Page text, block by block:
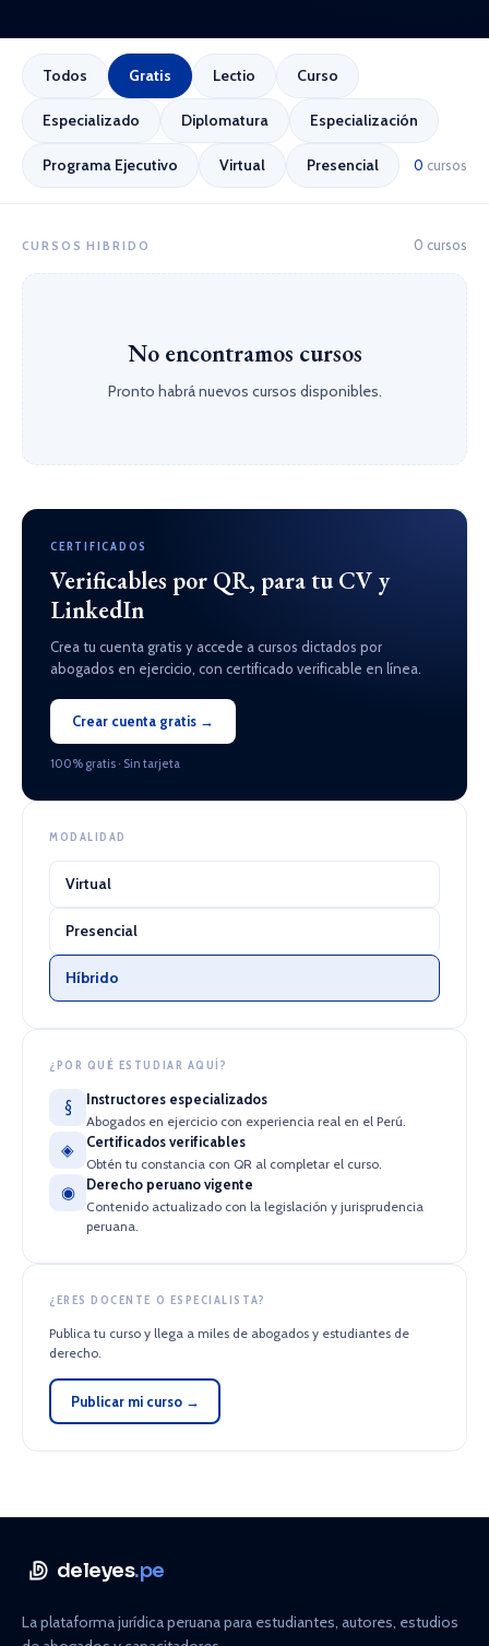
Todos Gratis Lectio Curso
Especializado Diplomatura Especialización
Programa Ejecutivo Virtual Presencial 0 cursos
CURSOS HIBRIDO 0 cursos
No encontramos cursos
Pronto habrá nuevos cursos disponibles.
CERTIFICADOS
Verificables por QR, para tu CV y
LinkedIn
Crea tu cuenta gratis y accede a cursos dictados por
abogados en ejercicio, con certificado verificable en línea.
Crear cuenta gratis →
100% gratis · Sin tarjeta
MODALIDAD
Virtual
Presencial
Híbrido
¿POR QUÉ ESTUDIAR AQUÍ?
§ Instructores especializados
Abogados en ejercicio con experiencia real en el Perú.
◈ Certificados verificables
Obtén tu constancia con QR al completar el curso.
◉ Derecho peruano vigente
Contenido actualizado con la legislación y jurisprudencia
peruana.
¿ERES DOCENTE O ESPECIALISTA?
Publica tu curso y llega a miles de abogados y estudiantes de
derecho.
Publicar mi curso →
deleyes.pe
La plataforma jurídica peruana para estudiantes, autores, estudios